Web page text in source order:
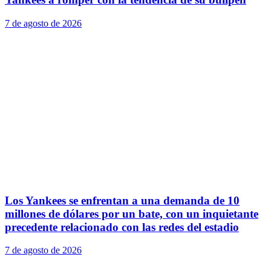
7 de agosto de 2026
Los Yankees se enfrentan a una demanda de 10
millones de dólares por un bate, con un inquietante
precedente relacionado con las redes del estadio
7 de agosto de 2026